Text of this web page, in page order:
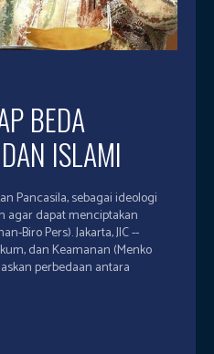
BEDA
ISLAMI
Pancasila, sebagai ideologi
agar dapat menciptakan
Jakarta, JIC --
dan Keamanan (Menko
perbedaan antara